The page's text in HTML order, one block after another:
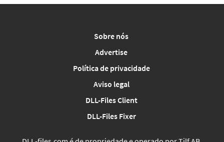
Sobre nós
Advertise
Política de privacidade
Aviso legal
DLL-Files Client
DLL-Files Fixer